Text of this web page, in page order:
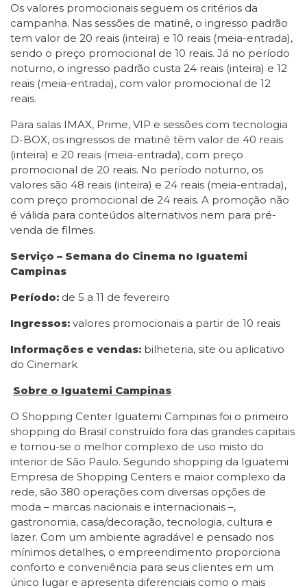
Os valores promocionais seguem os critérios da
campanha. Nas sessões de matinê, o ingresso padrão
tem valor de 20 reais (inteira) e 10 reais (meia-entrada),
sendo o preço promocional de 10 reais. Já no período
noturno, o ingresso padrão custa 24 reais (inteira) e 12
reais (meia-entrada), com valor promocional de 12
reais.
Para salas IMAX, Prime, VIP e sessões com tecnologia
D-BOX, os ingressos de matinê têm valor de 40 reais
(inteira) e 20 reais (meia-entrada), com preço
promocional de 20 reais. No período noturno, os
valores são 48 reais (inteira) e 24 reais (meia-entrada),
com preço promocional de 24 reais. A promoção não
é válida para conteúdos alternativos nem para pré-
venda de filmes.
Serviço – Semana do Cinema no Iguatemi
Campinas
Período: de 5 a 11 de fevereiro
Ingressos: valores promocionais a partir de 10 reais
Informações e vendas: bilheteria, site ou aplicativo
do Cinemark
Sobre o Iguatemi Campinas
O Shopping Center Iguatemi Campinas foi o primeiro
shopping do Brasil construído fora das grandes capitais
e tornou-se o melhor complexo de uso misto do
interior de São Paulo. Segundo shopping da Iguatemi
Empresa de Shopping Centers e maior complexo da
rede, são 380 operações com diversas opções de
moda – marcas nacionais e internacionais –,
gastronomia, casa/decoração, tecnologia, cultura e
lazer. Com um ambiente agradável e pensado nos
mínimos detalhes, o empreendimento proporciona
conforto e conveniência para seus clientes em um
único lugar e apresenta diferenciais como o mais